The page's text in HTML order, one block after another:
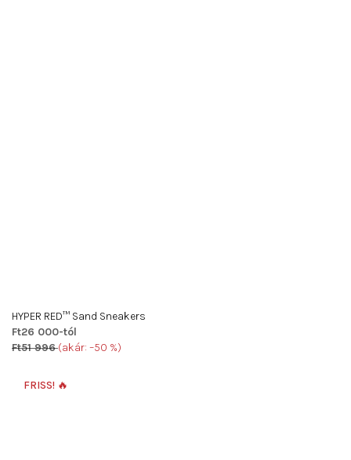
HYPER RED™ Sand Sneakers
Ft26 000-tól
Ft51 996 (akár: –50 %)
FRISS! 🔥